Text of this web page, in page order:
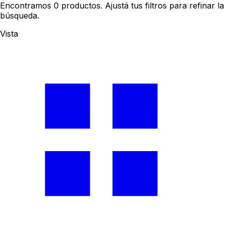
Encontramos 0 productos. Ajustá tus filtros para refinar la
búsqueda.
Vista